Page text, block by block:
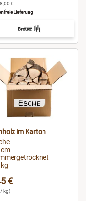
€
Lieferung
im Karton
€
kg)